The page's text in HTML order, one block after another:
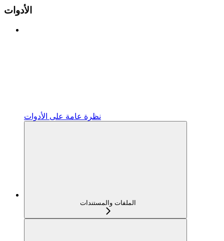
الأدوات
نظرة عامة على الأدوات
الملفات والمستندات